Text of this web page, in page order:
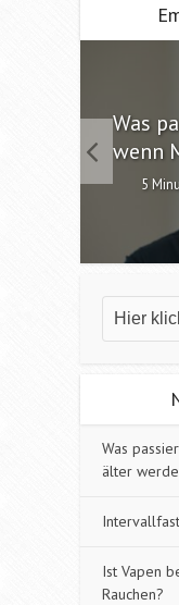
Was
wenn
5
Was
älter
Ist Vapen
Rauchen?